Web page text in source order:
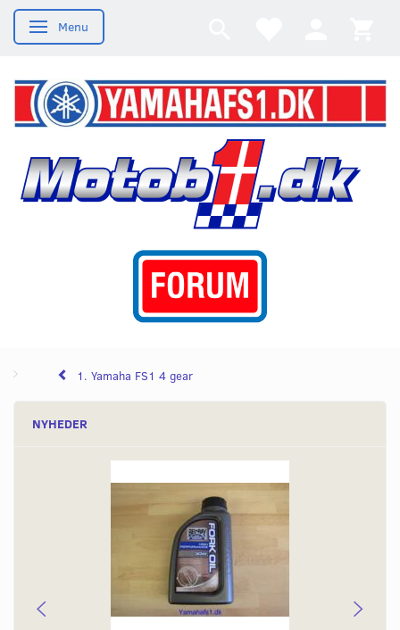
Skifte navigation
Menu
1. Yamaha FS1 4 gear
NYHEDER